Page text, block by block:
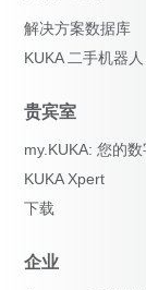
解决方案数据库
KUKA 二手机器人
贵宾室
my.KUKA: 您的
KUKA Xpert
下载
企业